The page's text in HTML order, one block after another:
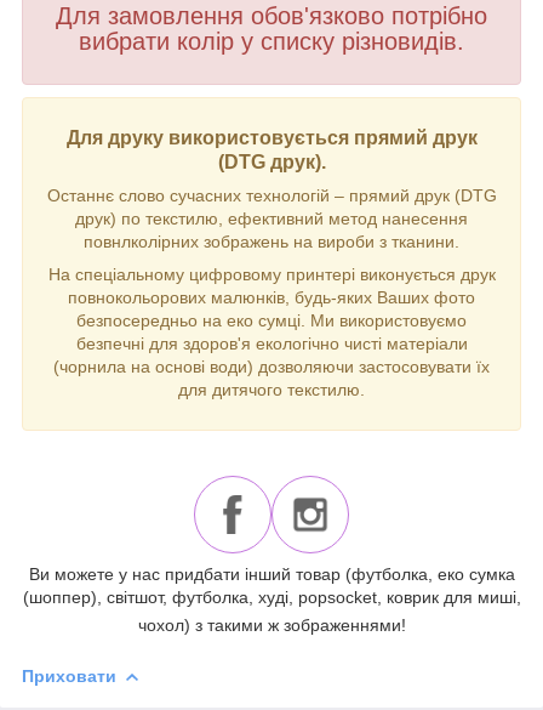
Для замовлення обов'язково потрібно
вибрати колір у списку різновидів.
Для друку використовується прямий друк
(DTG друк).
Останнє слово сучасних технологій – прямий друк (DTG
друк) по текстилю, ефективний метод нанесення
повнлколірних зображень на вироби з тканини.
На спеціальному цифровому принтері виконується друк
повнокольорових малюнків, будь-яких Ваших фото
безпосередньо на еко сумці. Ми використовуємо
безпечні для здоров'я екологічно чисті матеріали
(чорнила на основі води) дозволяючи застосовувати їх
для дитячого текстилю.
Ви можете у нас придбати інший товар (футболка, еко сумка
(шоппер), світшот, футболка, худі, popsocket, коврик для миші,
чохол) з такими ж зображеннями!
Приховати